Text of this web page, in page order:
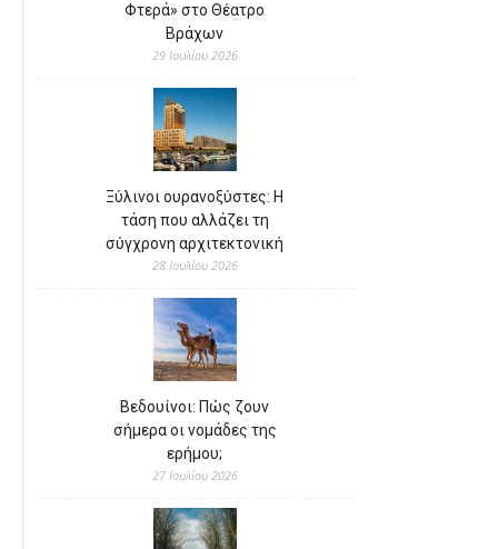
Φτερά» στο Θέατρο
Βράχων
29 Ιουλίου 2026
Ξύλινοι ουρανοξύστες: Η
τάση που αλλάζει τη
σύγχρονη αρχιτεκτονική
28 Ιουλίου 2026
Βεδουίνοι: Πώς ζουν
σήμερα οι νομάδες της
ερήμου;
27 Ιουλίου 2026